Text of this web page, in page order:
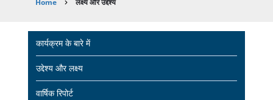
Main
navigation
कार्यक्रम के बारे में
उद्देश्य और लक्ष्य
वार्षिक रिपोर्ट